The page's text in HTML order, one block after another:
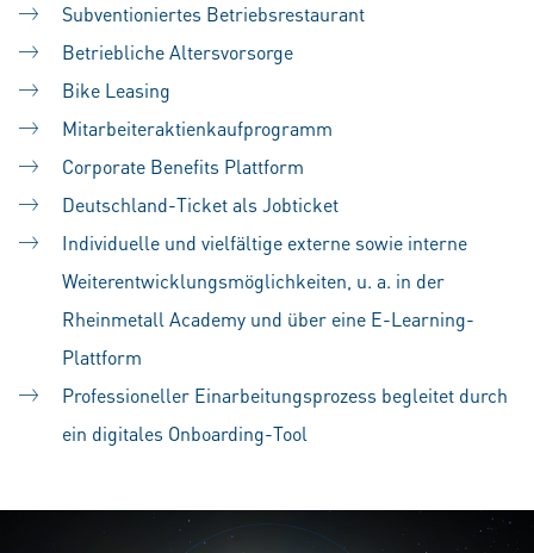
Subventioniertes Betriebsrestaurant
Betriebliche Altersvorsorge
Bike Leasing
Mitarbeiteraktienkaufprogramm
Corporate Benefits Plattform
Deutschland-Ticket als Jobticket
Individuelle und vielfältige externe sowie interne
Weiterentwicklungsmöglichkeiten, u. a. in der
Rheinmetall Academy und über eine E-Learning-
Plattform
Professioneller Einarbeitungsprozess begleitet durch
ein digitales Onboarding-Tool